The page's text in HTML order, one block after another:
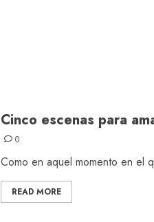
Cinco escenas para
0
Como en aquel momento en el
READ MORE